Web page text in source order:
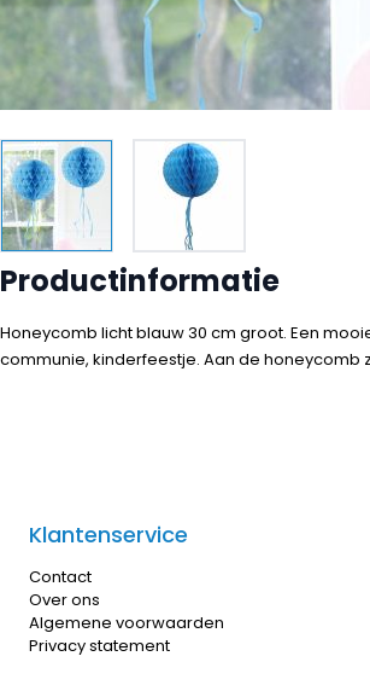
Productinformatie
Honeycomb licht blauw 30 cm groot. Een
communie, kinderfeestje. Aan de honeycomb
Klantenservice
Contact
Over ons
Algemene voorwaarden
Privacy statement